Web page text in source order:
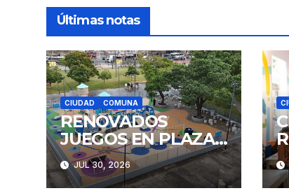
Últimas notas
CIUDAD COMUNA
RENOVADOS
JUEGOS EN PLAZA
CONSTITUCIÓN
JUL 30, 2026